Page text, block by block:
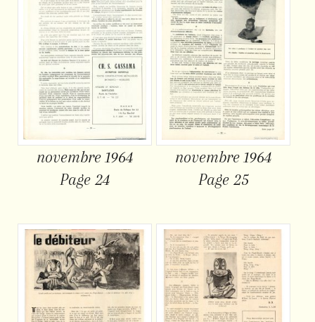
novembre 1964
Page 24
novembre 1964
Page 25